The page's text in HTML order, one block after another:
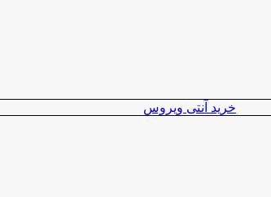
خرید آنتی ویروس